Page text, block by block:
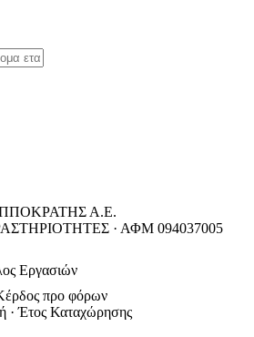
Α.Ε.
· ΑΦΜ 094037005
Εργασιών
προ φόρων
· Έτος Καταχώρησης